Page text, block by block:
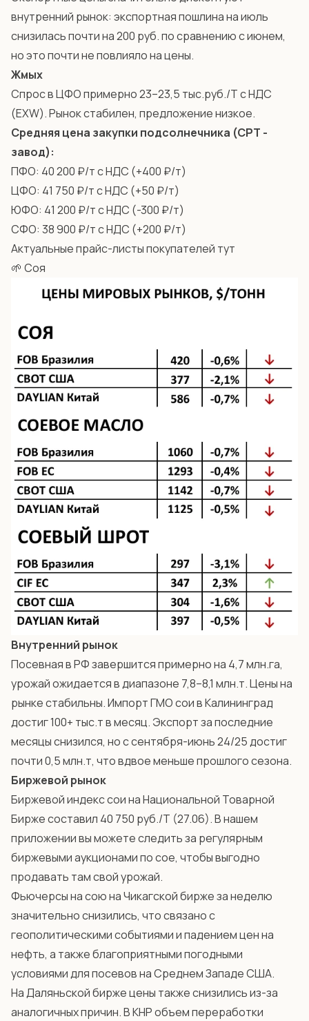
внутренний рынок: экспортная пошлина на июль
снизилась почти на 200 руб. по сравнению с июнем,
но это почти не повлияло на цены.
Жмых
Спрос в ЦФО примерно 23–23,5 тыс.руб./Т с НДС
(EXW). Рынок стабилен, предложение низкое.
Средняя цена закупки подсолнечника (СРТ -
завод):
ПФО: 40 200 ₽/т с НДС (+400 ₽/т)
ЦФО: 41 750 ₽/т с НДС (+50 ₽/т)
ЮФО: 41 200 ₽/т с НДС (-300 ₽/т)
СФО: 38 900 ₽/т с НДС (+200 ₽/т)
Актуальные прайс-листы покупателей тут
🌱 Соя
Внутренний рынок
Посевная в РФ завершится примерно на 4,7 млн.га,
урожай ожидается в диапазоне 7,8–8,1 млн.т. Цены на
рынке стабильны. Импорт ГМО сои в Калининград
достиг 100+ тыс.т в месяц. Экспорт за последние
месяцы снизился, но с сентября-июнь 24/25 достиг
почти 0,5 млн.т, что вдвое меньше прошлого сезона.
Биржевой рынок
Биржевой индекс сои на Национальной Товарной
Бирже составил 40 750 руб./Т (27.06). В нашем
приложениивы можете следить за регулярным
биржевыми аукционами по сое, чтобы выгодно
продавать там свой урожай.
Фьючерсы на сою на Чикагской бирже за неделю
значительно снизились, что связано с
геополитическими событиями и падением цен на
нефть, а также благоприятными погодными
условиями для посевов на Среднем Западе США.
На Даляньской бирже цены также снизились из-за
аналогичных причин. В КНР объем переработки